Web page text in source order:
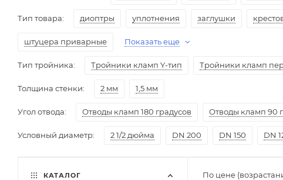
Тип товара: диоптры уплотнения заглушки
штуцера приварные Показать еще
Тип тройника: Тройники кламп Y-тип Тройники кламп
Толщина стенки: 2 мм 1,5 мм
Угол отвода: Отводы кламп 180 градусов Отводы кламп 90
Условный диаметр: 2 1/2 дюйма DN 200 DN 150 DN
По цене
КАТАЛОГ